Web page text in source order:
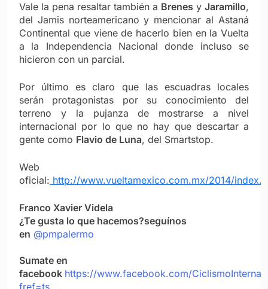
Vale la pena resaltar también a Brenes y Jaramillo,
del Jamis norteamericano y mencionar al Astaná
Continental que viene de hacerlo bien en la Vuelta
a la Independencia Nacional donde incluso se
hicieron con un parcial.
Por último es claro que las escuadras locales
serán protagonistas por su conocimiento del
terreno y la pujanza de mostrarse a nivel
internacional por lo que no hay que descartar a
gente como Flavio de Luna, del Smartstop.
Web
oficial: http://www.vueltamexico.com.mx/2014/
Franco Xavier Videla
¿Te gusta lo que hacemos?seguínos
en @pmpalermo
Sumate en
facebook https://www.facebook.com/